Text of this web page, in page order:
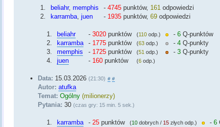
1. beliahr,memphis -4745 punktów, 161 odpowiedzi
2.
karramba,juen - 1935 punktów,69 odpowiedzi
1. beliahr -3020 punktów (110 odp.) -6 Q-punktów
2.
karramba - 1775 punktów (63 odp.) -4 Q-punkty
3.
memphis - 1725 punktów (51 odp.) -3 Q-punkty
4.
juen - 160 punktów (6 odp.)
Data: 15.03.2026(21:30) # #
Autor: atufka
Temat: Ogólny (milionerzy)
Pytania: 30(czas gry: 15 min. 5 sek.)
1. karramba -25 punktów (10 dobrych /15 złych odp.) -6